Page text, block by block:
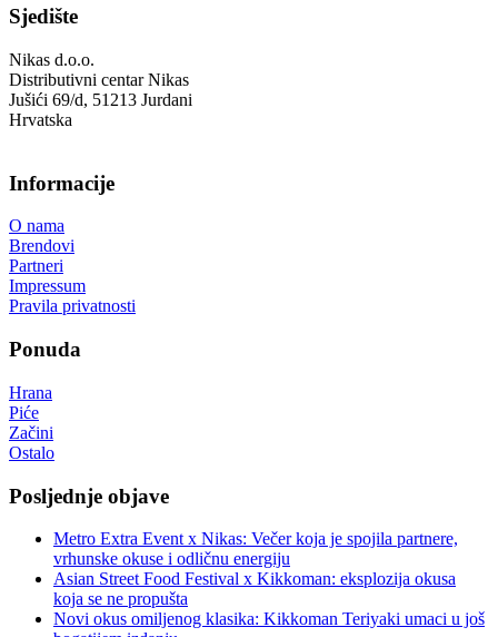
Sjedište
Nikas d.o.o.
Distributivni centar Nikas
Jušići 69/d, 51213 Jurdani
Hrvatska
Informacije
O nama
Brendovi
Partneri
Impressum
Pravila privatnosti
Ponuda
Hrana
Piće
Začini
Ostalo
Posljednje objave
Metro Extra Event x Nikas: Večer koja je spojila partnere,
vrhunske okuse i odličnu energiju
Asian Street Food Festival x Kikkoman: eksplozija okusa
koja se ne propušta
Novi okus omiljenog klasika: Kikkoman Teriyaki umaci u još